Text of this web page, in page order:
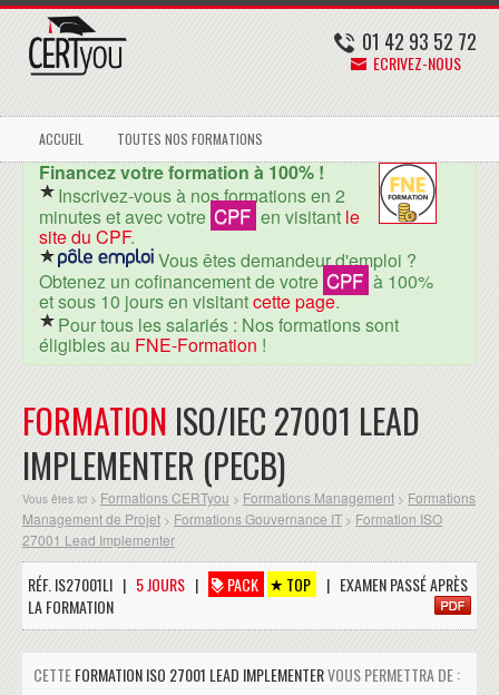
01 42 93 52 72
ECRIVEZ-NOUS
ACCUEIL TOUTES NOS FORMATIONS
Financez votre formation à 100% !
Inscrivez-vous à nos formations en 2
minutes et avec votre CPF en visitant le
site du CPF.
Vous êtes demandeur d'emploi ?
Obtenez un cofinancement de votre CPF à 100%
et sous 10 jours en visitantcette page.
Pour tous les salariés : Nos formations sont
éligibles au FNE-Formation !
FORMATION ISO/IEC 27001 LEAD
IMPLEMENTER (PECB)
Vous êtes ici > Formations CERTyou > Formations Management > Formations
Management de Projet > Formations Gouvernance IT > Formation ISO
27001 Lead Implementer
RÉF. IS27001LI | 5 JOURS | PACK TOP
| EXAMEN PASSÉ APRÈS
LA FORMATION
CETTEFORMATION ISO 27001 LEAD IMPLEMENTERVOUS PERMETTRA DE :